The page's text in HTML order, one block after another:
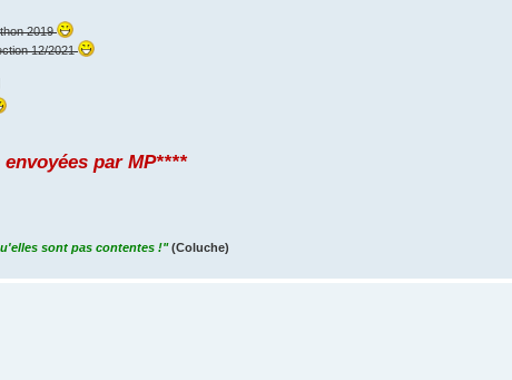
2019
12/2021
par MP****
sont pas contentes !" (Coluche)